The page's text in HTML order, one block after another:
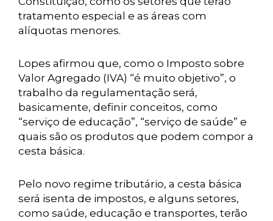
tratamento especial e as áreas com
alíquotas menores.
Lopes afirmou que, como o Imposto sobre
Valor Agregado (IVA) “é muito objetivo”, o
trabalho da regulamentação será,
basicamente, definir conceitos, como
“serviço de educação”, “serviço de saúde” e
quais são os produtos que podem compor a
cesta básica.
Pelo novo regime tributário, a cesta básica
será isenta de impostos, e alguns setores,
como saúde, educação e transportes, terão